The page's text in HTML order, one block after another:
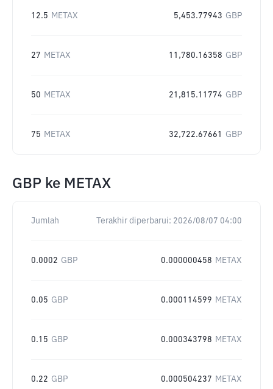
12.5 METAX 5,453.77943 GBP
27 METAX 11,780.16358 GBP
50 METAX 21,815.11774 GBP
75 METAX 32,722.67661 GBP
GBP ke METAX
Jumlah Terakhir diperbarui: 2026/08/07 04:00
0.0002 GBP 0.000000458 METAX
0.05 GBP 0.000114599 METAX
0.15 GBP 0.000343798 METAX
0.22 GBP 0.000504237 METAX